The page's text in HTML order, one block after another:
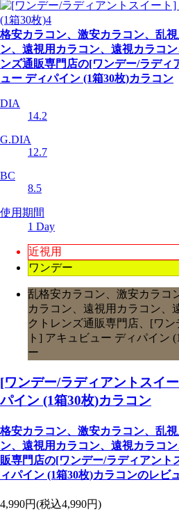
格安カラコン、激安カラコン、乱
ン、遠視用カラコン、遠視カラコ
ンズ通販専門店の[ワンデー/ラディ
ュー ディパイン (1箱30枚)カラコン
DIA
14.2
G.DIA
12.7
BC
8.5
使用期間
1 Day
近視用
ワンデー
乱格安カラコン、激安カラコ
カラコン、遠視用カラコン、
クトレンズ通販専門店、[ワ
ト] アキュビュー ディパイン
ー
[ワンデー/ラディアントスイ
パイン (1箱30枚)カラコン
格安カラコン、激安カラコン、乱
ン、遠視用カラコン、遠視カラコ
販専門店の[ワンデー/ラディアント
ィパイン (1箱30枚)カラコンのレビ
4,990円(税込4,990円)